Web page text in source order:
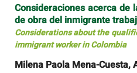
Consideraciones acerca de
de obra del inmigrante
Considerations about the
immigrant worker in Colombia
Milena Paola Mena-Cuesta,